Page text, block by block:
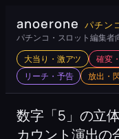
容
ス
キ
プ
anoerone パチン
パチンコ・スロット編集者
大当り・激アツ 確変
リーチ・予告
放出・
数字「5」の立
カウント演出の